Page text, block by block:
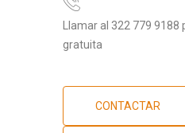
Llamar al 322 779
gratuita
CONTACTAR